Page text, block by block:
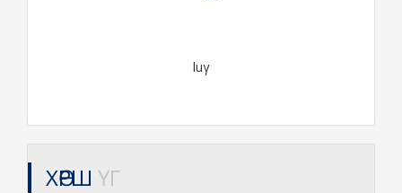
luγ
ХӨРШ ҮГ